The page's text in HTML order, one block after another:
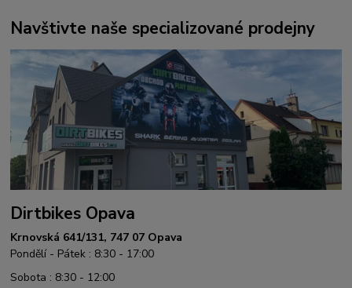
Navštivte naše specializované prodejny
Dirtbikes Opava
Krnovská 641/131, 747 07 Opava
Pondělí - Pátek : 8:30 - 17:00
Sobota : 8:30 - 12:00